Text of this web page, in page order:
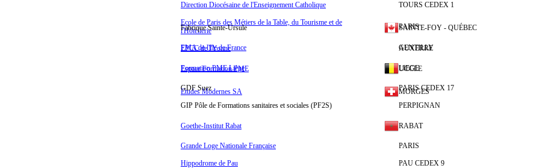
Direction Diocésaine de l'Enseignement Catholique TOURS CEDEX 1
Ecole de Paris des Métiers de la Table, du Tourisme et de
l'Hôtellerie
PARIS
EPCC de l'Yonne AUXERRE
Espace Formation PME UCCLE
Etudes Modernes SA MORGES
Fabrique Sainte-Ursule SAINTE-FOY - QUÉBEC
FMA de l'Ile de France GENTILLY
Formation PME Liège LIEGE
GDF Suez PARIS CEDEX 17
GIP Pôle de Formations sanitaires et sociales (PF2S) PERPIGNAN
Goethe-Institut Rabat RABAT
Grande Loge Nationale Française PARIS
Hippodrome de Pau PAU CEDEX 9